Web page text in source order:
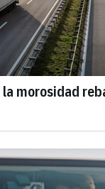
morosidad